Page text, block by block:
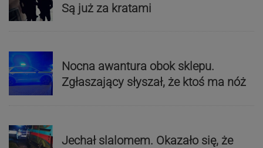
Są już za kratami
Nocna awantura obok sklepu.
Zgłaszający słyszał, że ktoś ma nóż
Jechał slalomem. Okazało się, że